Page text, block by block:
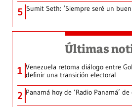
5 Sumit Seth: ‘Siempre seré un
Últimas
1 Venezuela retoma diálogo entre
definir una transición electoral
2 Panamá hoy de ‘Radio Panamá’